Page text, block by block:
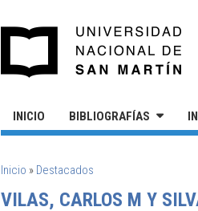
INICIO BIBLIOGRAFÍAS
SE ENCUENTRA USTED AQUÍ
Inicio » Destacados
VILAS, CARLOS M Y